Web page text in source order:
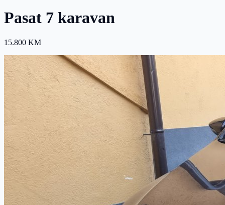
Pasat 7 karavan
15.800 KM